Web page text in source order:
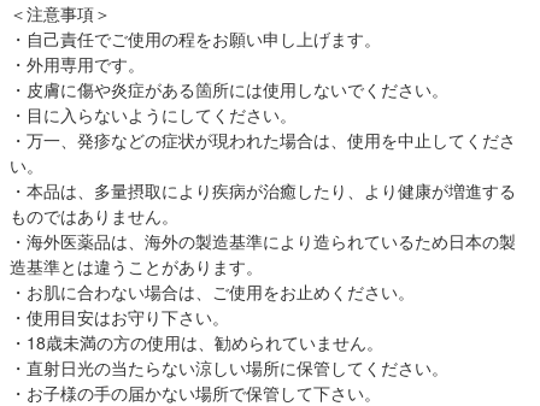
＜注意事項＞
・自己責任でご使用の程をお願い申し上げます。
・外用専用です。
・皮膚に傷や炎症がある箇所には使用しないでください。
・目に入らないようにしてください。
・万一、発疹などの症状が現われた場合は、使用を中止してくださ
い。
・本品は、多量摂取により疾病が治癒したり、より健康が増進する
ものではありません。
・海外医薬品は、海外の製造基準により造られているため日本の製
造基準とは違うことがあります。
・お肌に合わない場合は、ご使用をお止めください。
・使用目安はお守り下さい。
・18歳未満の方の使用は、勧められていません。
・直射日光の当たらない涼しい場所に保管してください。
・お子様の手の届かない場所で保管して下さい。